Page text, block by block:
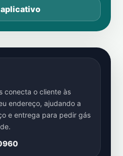
aplicativo
conecta o cliente às
endereço, ajudando a
e entrega para pedir gás